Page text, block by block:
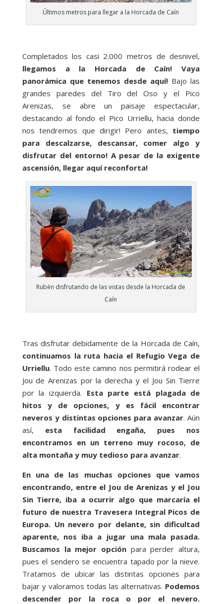
Últimos metros para llegar a la Horcada de Caín
Completados los casi 2.000 metros de desnivel,
llegamos a la Horcada de Caín! Vaya
panorámica que tenemos desde aquí! Bajo las
grandes paredes del Tiro del Oso y el Pico
Arenizas, se abre un paisaje espectacular,
destacando al fondo el Pico Urriellu, hacia donde
nos tendremos que dirigir! Pero antes, tiempo
para descalzarse, descansar, comer algo y
disfrutar del entorno! A pesar de la exigente
ascensión, llegar aquí reconforta!
Rubén disfrutando de las vistas desde la Horcada de
Caín
Tras disfrutar debidamente de la Horcada de Caín,
continuamos la ruta hacia el Refugio Vega de
Urriellu. Todo este camino nos permitirá rodear el
Jou de Arenizas por la derecha y el Jou Sin Tierre
por la izquierda. Esta parte está plagada de
hitos y de opciones, y es fácil encontrar
neveros y distintas opciones para avanzar. Aún
así, esta facilidad engaña, pues nos
encontramos en un terreno muy rocoso, de
alta montaña y muy tedioso para avanzar.
En una de las muchas opciones que vamos
encontrando, entre el Jou de Arenizas y el Jou
Sin Tierre, iba a ocurrir algo que marcaría el
futuro de nuestra Travesera Integral Picos de
Europa. Un nevero por delante, sin dificultad
aparente, nos iba a jugar una mala pasada.
Buscamos la mejor opción para perder altura,
pues el sendero se encuentra tapado por la nieve.
Tratamos de ubicar las distintas opciones para
bajar y valoramos todas las alternativas. Podemos
descender por la roca o por el nevero.